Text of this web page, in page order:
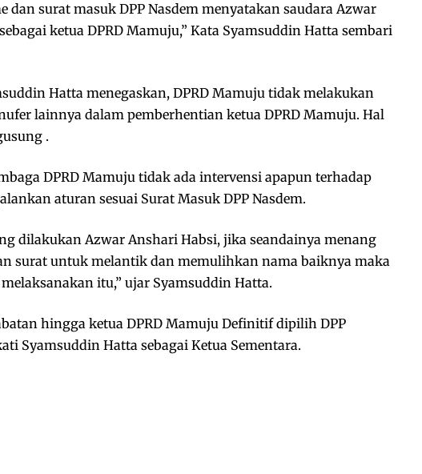
dan surat masuk DPP Nasdem menyatakan saudara Azwar
ketua DPRD Mamuju,” Kata Syamsuddin Hatta sembari
Hatta menegaskan, DPRD Mamuju tidak melakukan
lainnya dalam pemberhentian ketua DPRD Mamuju. Hal
.
DPRD Mamuju tidak ada intervensi apapun terhadap
aturan sesuai Surat Masuk DPP Nasdem.
dilakukan Azwar Anshari Habsi, jika seandainya menang
surat untuk melantik dan memulihkan nama baiknya maka
itu,” ujar Syamsuddin Hatta.
hingga ketua DPRD Mamuju Definitif dipilih DPP
Syamsuddin Hatta sebagai Ketua Sementara.